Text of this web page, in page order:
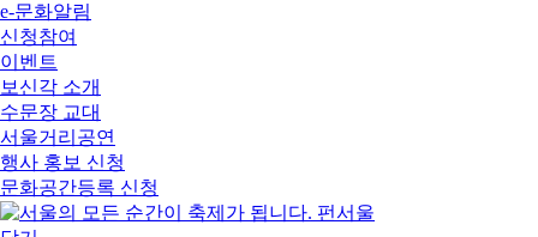
e-문화알림
신청참여
이벤트
보신각 소개
수문장 교대
서울거리공연
행사 홍보 신청
문화공간등록 신청